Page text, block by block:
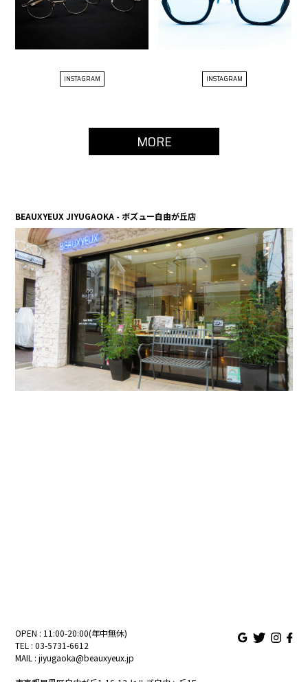
INSTAGRAM INSTAGRAM
MORE
BEAUXYEUX JIYUGAOKA - ボズュー自由が丘店
OPEN : 11:00-20:00(年中無休)
TEL :03-5731-6612
MAIL :jiyugaoka@beauxyeux.jp